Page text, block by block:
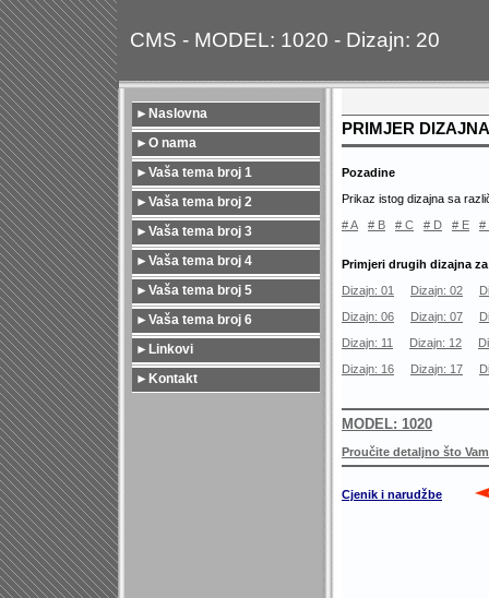
CMS - MODEL: 1020 - Dizajn: 20
► Naslovna
► O nama
► Vaša tema broj 1
► Vaša tema broj 2
► Vaša tema broj 3
► Vaša tema broj 4
► Vaša tema broj 5
► Vaša tema broj 6
► Linkovi
► Kontakt
PRIMJER
Pozadine
Prikaz istog dizajna sa
# A
# B # C # D # E #
Primjeri drugih dizajna za
Dizajn: 01
Dizajn: 02
Dizajn: 06
Dizajn: 07
Dizajn: 11
Dizajn: 12
Dizajn: 16
Dizajn: 17
MODEL: 1020
Proučite detaljno što
Cjenik i narudžbe